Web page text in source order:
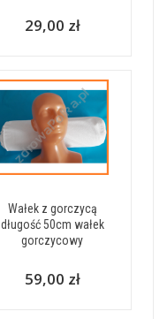
29,00 zł
Wałek z gorczycą
długość 50cm wałek
gorczycowy
59,00 zł